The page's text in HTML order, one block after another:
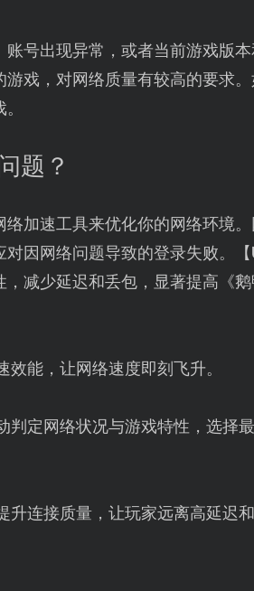
号出现异常，或者当前游戏版
戏，对网络质量有较高的要求。
题？
加速工具来优化你的网络环境。
因网络问题导致的登录失败。【
减少延迟和丢包，显著提高《
能，让网络速度即刻飞升。
判定网络状况与游戏特性，选择
连接质量，让玩家远离高延迟和